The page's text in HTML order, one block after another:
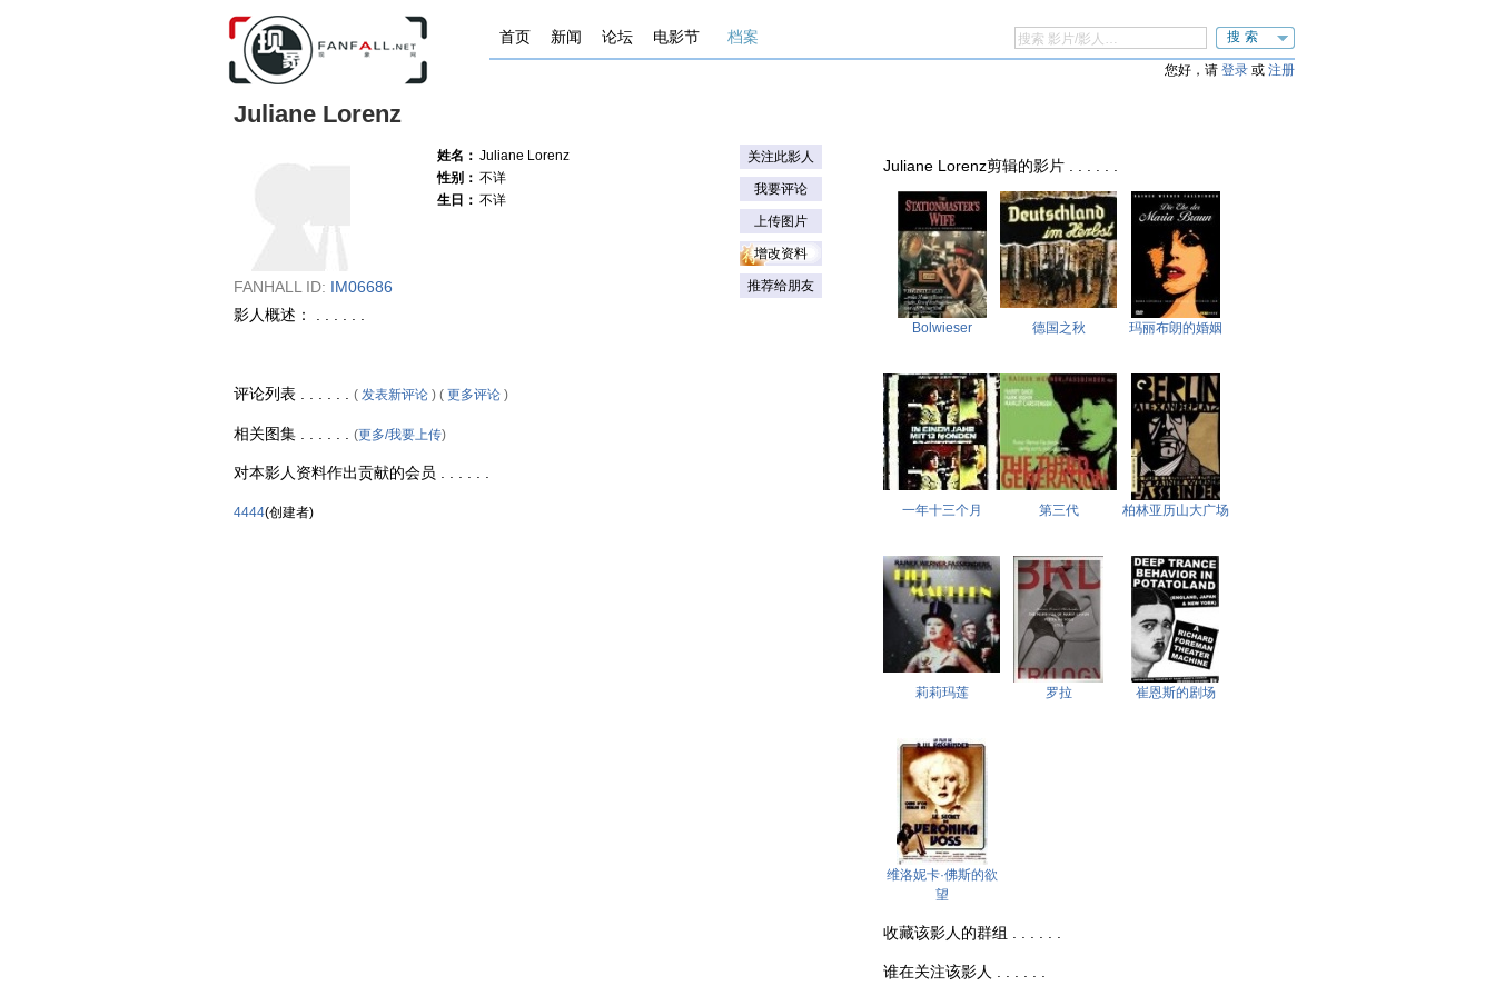
首页 新闻 论坛 电影节 档案 搜索
您好，请 登录 或 注册
Juliane Lorenz
FANHALL ID: IM06686
姓名： Juliane Lorenz
性别： 不详
生日： 不详
关注此影人
我要评论
上传图片
增改资料
推荐给朋友
影人概述： . . . . . .
评论列表 . . . . . . ( 发表新评论 ) ( 更多评论 )
相关图集 . . . . . . (更多/我要上传)
对本影人资料作出贡献的会员 . . . . . .
4444(创建者)
Juliane Lorenz剪辑的影片 . . . . . .
Bolwieser 德国之秋 玛丽布朗的婚姻
一年十三个月 第三代 柏林亚历山大广场
莉莉玛莲 罗拉 崔恩斯的剧场
维洛妮卡·佛斯的欲
望
收藏该影人的群组 . . . . . .
谁在关注该影人 . . . . . .